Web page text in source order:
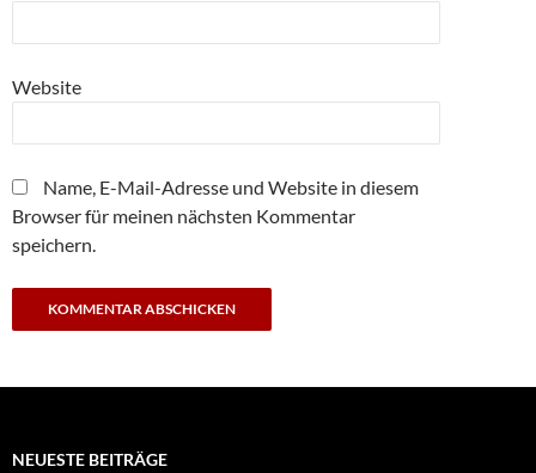
Website
Name, E-Mail-Adresse und Website in diesem
Browser für meinen nächsten Kommentar
speichern.
NEUESTE BEITRÄGE